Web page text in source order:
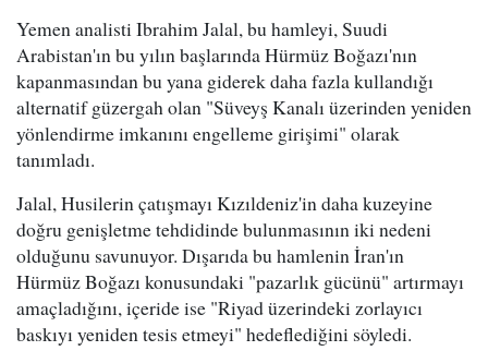
Yemen analisti Ibrahim Jalal, bu hamleyi, Suudi
Arabistan'ın bu yılın başlarında Hürmüz Boğazı'nın
kapanmasından bu yana giderek daha fazla kullandığı
alternatif güzergah olan "Süveyş Kanalı üzerinden yeniden
yönlendirme imkanını engelleme girişimi" olarak
tanımladı.
Jalal, Husilerin çatışmayı Kızıldeniz'in daha kuzeyine
doğru genişletme tehdidinde bulunmasının iki nedeni
olduğunu savunuyor. Dışarıda bu hamlenin İran'ın
Hürmüz Boğazı konusundaki "pazarlık gücünü" artırmayı
amaçladığını, içeride ise "Riyad üzerindeki zorlayıcı
baskıyı yeniden tesis etmeyi" hedeflediğini söyledi.